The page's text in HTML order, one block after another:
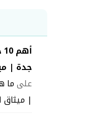
جدة |
على
| ميثاق